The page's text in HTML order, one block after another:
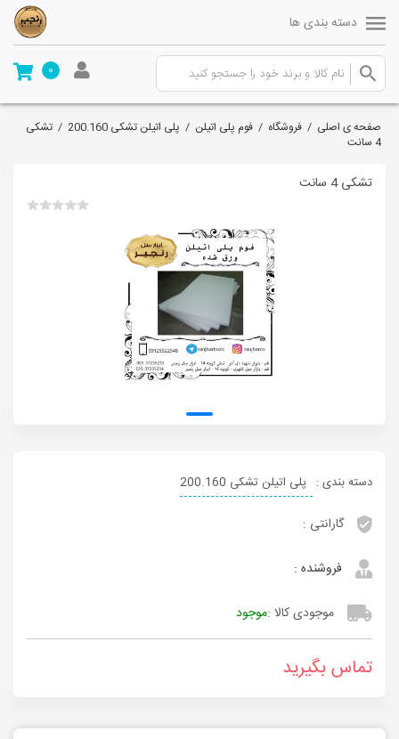
دسته بندی ها
0
صفحه ی اصلی / فروشگاه / فوم پلی اتیلن / پلی اتیلن تشکی 200.160 / تشکی
4 سانت
تشکی 4 سانت
دسته بندی : پلی اتیلن تشکی 200.160
گارانتی :
فروشنده :
موجودی کالا :موجود
تماس بگیرید